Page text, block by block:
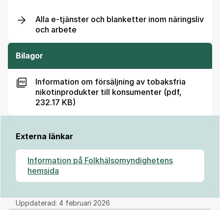
Alla e-tjänster och blanketter inom näringsliv
och arbete
Bilagor
Information om försäljning av tobaksfria
nikotinprodukter till konsumenter (pdf,
232.17 KB)
Externa länkar
Information på Folkhälsomyndighetens
hemsida
Uppdaterad: 4 februari 2026